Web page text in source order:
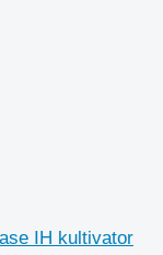
IH kultivator